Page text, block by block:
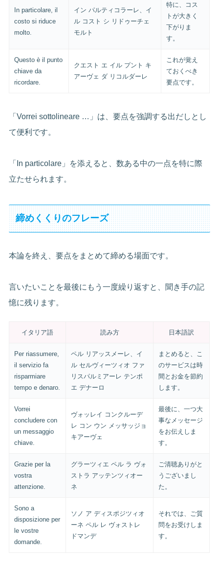
In particolare, il
costo si riduce
molto.
イン パルティコラーレ、イ
ル コスト シ リドゥーチェ
モルト
特に、コス
トが大きく
下がりま
す。
Questo è il punto
chiave da
ricordare.
クエスト エ イル プント キ
アーヴェ ダ リコルダーレ
これが覚え
ておくべき
要点です。
「Vorrei sottolineare …」は、要点を強調する出だしとし
て便利です。
「In particolare」を添えると、数ある中の一点を特に際
立たせられます。
締めくくりのフレーズ
本論を終え、要点をまとめて締める場面です。
言いたいことを最後にもう一度繰り返すと、聞き手の記
憶に残ります。
イタリア語 読み方 日本語訳
Per riassumere,
il servizio fa
risparmiare
tempo e denaro.
ペル リアッスメーレ、イ
ル セルヴィーツィオ ファ
リスパルミアーレ テンポ
エ デナーロ
まとめると、こ
のサービスは時
間とお金を節約
します。
Vorrei
concludere con
un messaggio
chiave.
ヴォッレイ コンクルーデ
レ コン ウン メッサッジョ
キアーヴェ
最後に、一つ大
事なメッセージ
をお伝えしま
す。
Grazie per la
vostra
attenzione.
グラーツィエ ペル ラ ヴォ
ストラ アッテンツィオー
ネ
ご清聴ありがと
うございまし
た。
Sono a
disposizione per
le vostre
domande.
ソノ ア ディスポジツィオ
ーネ ペル レ ヴォストレ
ドマンデ
それでは、ご質
問をお受けしま
す。